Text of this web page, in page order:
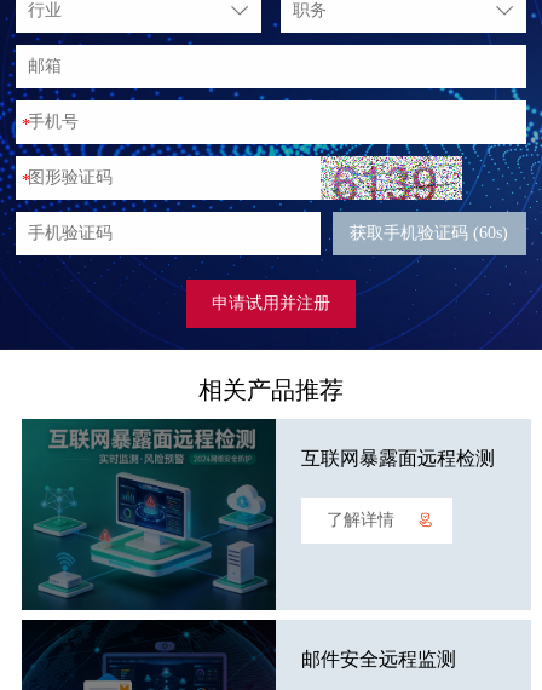
行业 职务
*
*
获取手机验证码 (60s)
申请试用并注册
相关产品推荐
互联网暴露面远程检测
了解详情
邮件安全远程监测